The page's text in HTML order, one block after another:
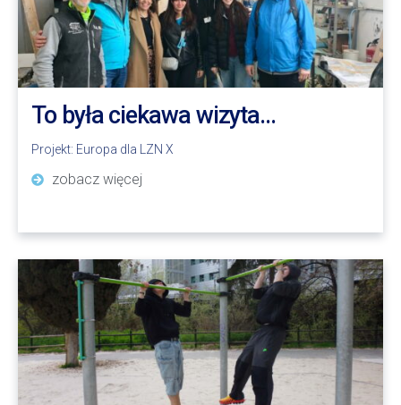
To była ciekawa wizyta…
Projekt: Europa dla LZN X
zobacz więcej